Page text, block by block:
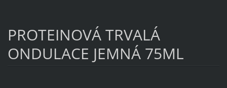
PROTEINOVÁ TRVALÁ
ONDULACE JEMNÁ 75ML